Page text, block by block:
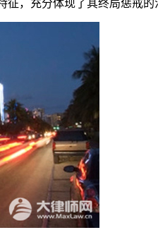
，充分体现了其终局惩戒的